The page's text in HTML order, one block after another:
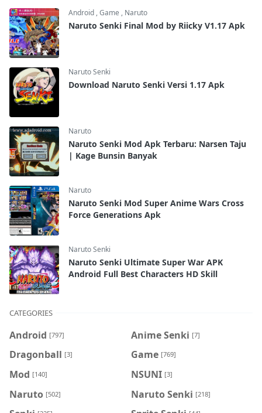
Android ,Game , Naruto
Naruto Senki Final Mod by Riicky V1.17 Apk
Naruto Senki
Download Naruto Senki Versi 1.17 Apk
Naruto
Naruto Senki Mod Apk Terbaru: Narsen Taju
| Kage Bunsin Banyak
Naruto
Naruto Senki Mod Super Anime Wars Cross
Force Generations Apk
Naruto Senki
Naruto Senki Ultimate Super War APK
Android Full Best Characters HD Skill
CATEGORIES
Android [797] Anime Senki [7]
Dragonball [3] Game [769]
Mod [140] NSUNI [3]
Naruto [502] Naruto Senki [218]